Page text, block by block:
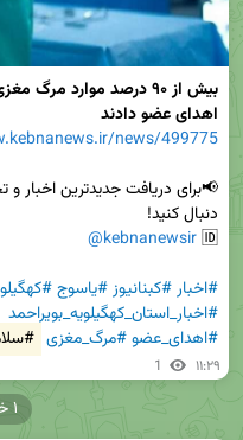
اهدای عضو دادند
news/499775
🆔
@kebnanewsir
#اخبار#کبنانیوز#یاسوج
#اخبار_استان_کهگیلویه_بویراحمد
#اهدای_عضو#مرگ_مغزی
1 ۱۱:۲۹
۱ خرداد ۱۴۰۴